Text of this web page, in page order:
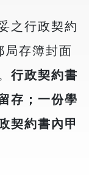
之行政契約
局存簿封面
行政契約書
存；一份學
契約書內甲